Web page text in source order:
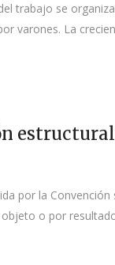
trabajo se
varones. La
por la
o por